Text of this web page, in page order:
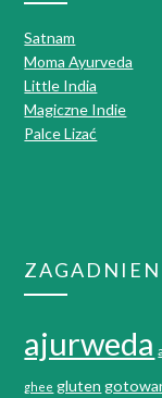
Satnam
Moma Ayurveda
Little India
Magiczne Indie
Palce Lizać
ajurweda
ghee gluten